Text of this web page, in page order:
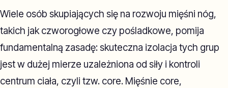
Wiele osób skupiających się na rozwoju mięśni nóg,
takich jak czworogłowe czy pośladkowe, pomija
fundamentalną zasadę: skuteczna izolacja tych grup
jest w dużej mierze uzależniona od siły i kontroli
centrum ciała, czyli tzw. core. Mięśnie core,